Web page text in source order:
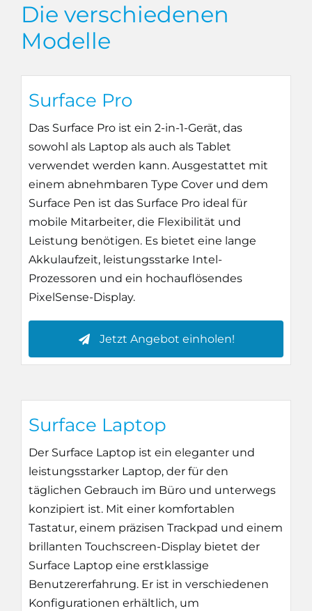
Die verschiedenen
Modelle
Surface Pro
Das Surface Pro ist ein 2-in-1-Gerät, das
sowohl als Laptop als auch als Tablet
verwendet werden kann. Ausgestattet mit
einem abnehmbaren Type Cover und dem
Surface Pen ist das Surface Pro ideal für
mobile Mitarbeiter, die Flexibilität und
Leistung benötigen. Es bietet eine lange
Akkulaufzeit, leistungsstarke Intel-
Prozessoren und ein hochauflösendes
PixelSense-Display.
Jetzt Angebot einholen!
Surface Laptop
Der Surface Laptop ist ein eleganter und
leistungsstarker Laptop, der für den
täglichen Gebrauch im Büro und unterwegs
konzipiert ist. Mit einer komfortablen
Tastatur, einem präzisen Trackpad und einem
brillanten Touchscreen-Display bietet der
Surface Laptop eine erstklassige
Benutzererfahrung. Er ist in verschiedenen
Konfigurationen erhältlich, um